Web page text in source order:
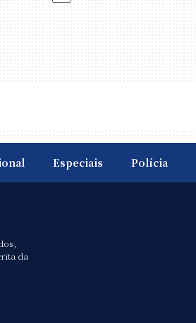
Especiais Polícia
da